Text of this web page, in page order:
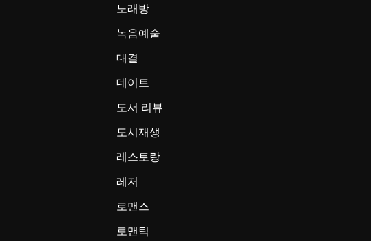
노래방
녹음예술
대결
데이트
도서 리뷰
도시재생
레스토랑
레저
로맨스
로맨틱